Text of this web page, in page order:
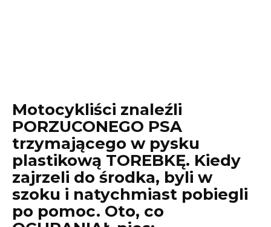
Motocykliści znaleźli
PORZUCONEGO PSA
trzymającego w pysku
plastikową TOREBKĘ. Kiedy
zajrzeli do środka, byli w
szoku i natychmiast pobiegli
po pomoc. Oto, co